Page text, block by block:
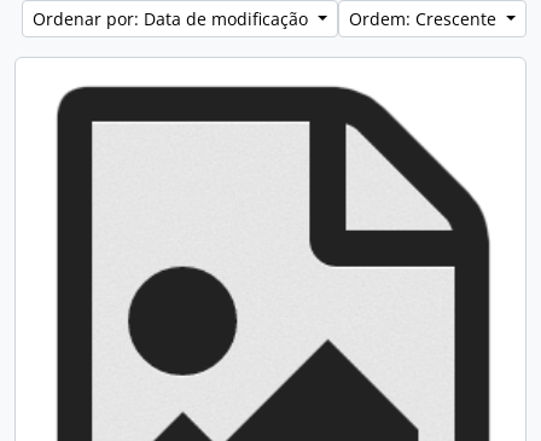
Ordenar por: Data de modificação
Ordem: Crescente